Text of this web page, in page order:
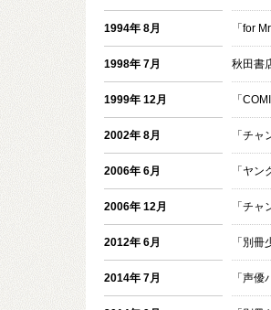
1994年 8月 「for
1998年 7月 秋田書
1999年 12月 「
2002年 8月 「チ
2006年 6月 「ヤ
2006年 12月 「チ
2012年 6月 「別
2014年 7月 「声